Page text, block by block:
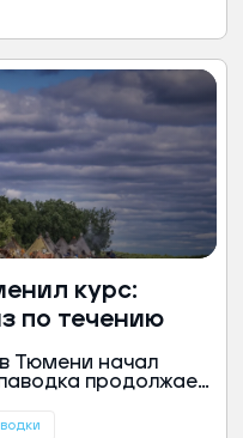
курс:
по течению
Тюмени начал
продолжает
некоторых